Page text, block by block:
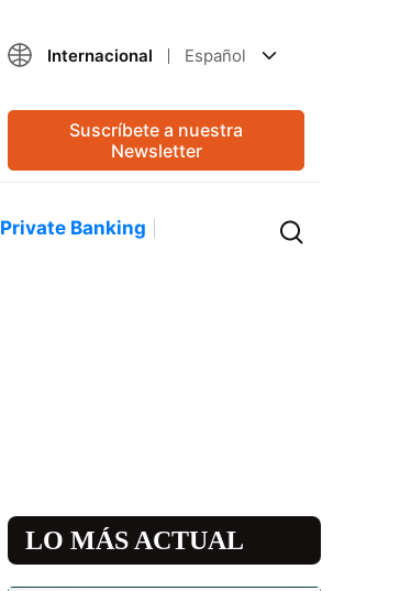
Internacional Español
Suscríbete a nuestra
Newsletter
Private Banking
LO MÁS ACTUAL